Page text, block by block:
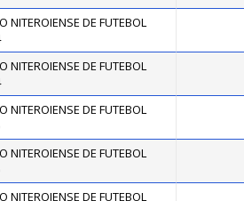
NITEROIENSE DE FUTEBOL
NITEROIENSE DE FUTEBOL
NITEROIENSE DE FUTEBOL
NITEROIENSE DE FUTEBOL
NITEROIENSE DE FUTEBOL